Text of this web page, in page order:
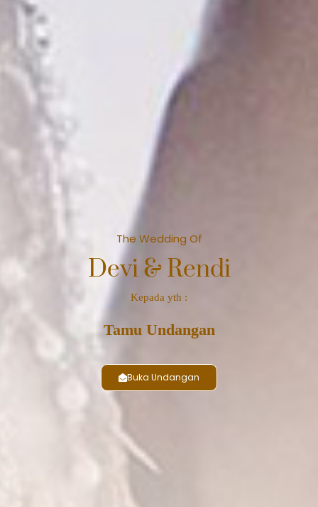
The Wedding Of
Devi & Rendi
Kepada yth :
Tamu Undangan
Buka Undangan